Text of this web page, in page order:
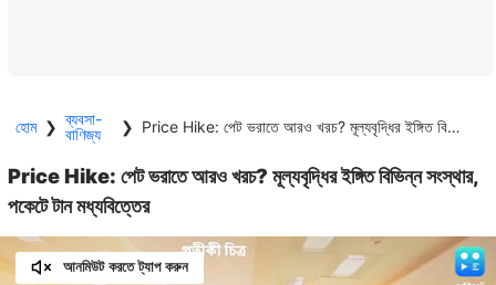
হোম ❯ ব্যবসা-
বাণিজ্য
❯ Price Hike: পেট ভরাতে আরও খরচ? মূল্যবৃদ্ধির ইঙ্গিত বিভিন্ন সংস্থার, পকেটে টান মধ্যবিত্তের
Price Hike: পেট ভরাতে আরও খরচ? মূল্যবৃদ্ধির ইঙ্গিত বিভিন্ন সংস্থার,
পকেটে টান মধ্যবিত্তের
আনমিউট করতে ট্যাপ করুন